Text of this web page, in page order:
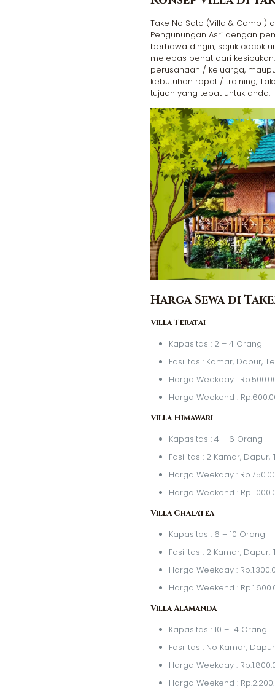
Take No Sato (Villa & Camp )
Pengunungan Asri dengan
berhawa dingin, sejuk cocok
melepas penat dari
perusahaan / keluarga,
kebutuhan rapat / training,
tujuan yang tepat untuk anda.
Harga Sewa di
Villa Teratai
Kapasitas : 2 – 4 Orang
Fasilitas : Kamar, Dapur,
Harga Weekday :
Harga Weekend :
Villa Himawari
Kapasitas : 4 – 6 Orang
Fasilitas : 2 Kamar,
Harga Weekday :
Harga Weekend :
Villa Chalatea
Kapasitas : 6 – 10 Orang
Fasilitas : 2 Kamar,
Harga Weekday :
Harga Weekend :
Villa Alamanda
Kapasitas : 10 – 14 Orang
Fasilitas : No Kamar,
Harga Weekday :
Harga Weekend :